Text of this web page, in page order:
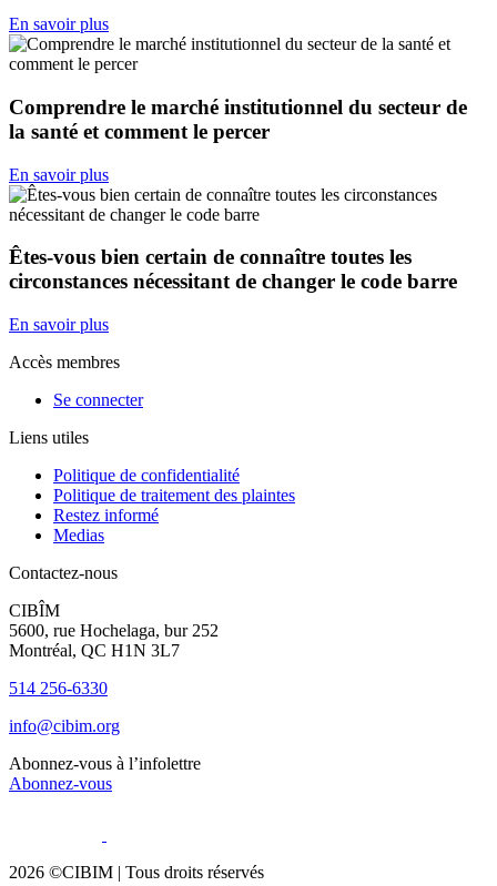
En savoir plus
Comprendre le marché institutionnel du secteur de
la santé et comment le percer
En savoir plus
Êtes-vous bien certain de connaître toutes les
circonstances nécessitant de changer le code barre
En savoir plus
Accès membres
Se connecter
Liens utiles
Politique de confidentialité
Politique de traitement des plaintes
Restez informé
Medias
Contactez-nous
CIBÎM
5600, rue Hochelaga, bur 252
Montréal, QC H1N 3L7
514 256-6330
info@cibim.org
Abonnez-vous à l’infolettre
Abonnez-vous
2026 ©CIBIM | Tous droits réservés